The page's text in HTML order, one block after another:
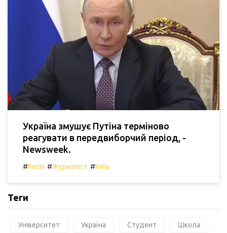
Україна змушує Путіна терміново
реагувати в передвиборчий період, -
Newsweek.
#Росія #Журналіст #Київ
Теги
Університет Україна Студент Школа